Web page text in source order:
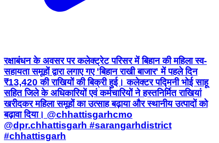
रक्षाबंधन के अवसर पर कलेक्ट्रेट परिसर में बिहान की महिला स्व-
सहायता समूहों द्वारा लगाए गए 'बिहान राखी बाजार' में पहले दिन
₹13,420 की राखियों की बिक्री हुई। कलेक्टर पद्मिनी भोई साहू
सहित जिले के अधिकारियों एवं कर्मचारियों ने हस्तनिर्मित राखियां
खरीदकर महिला समूहों का उत्साह बढ़ाया और स्थानीय उत्पादों को
बढ़ावा दिया। @chhattisgarhcmo
@dpr.chhattisgarh #sarangarhdistrict
#chhattisgarh